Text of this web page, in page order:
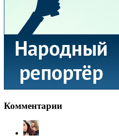
Комментарии